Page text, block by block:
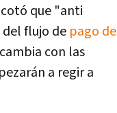
que "anti
flujo de pago de
con las
a regir a